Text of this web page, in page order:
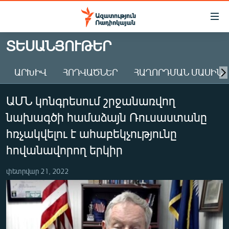
Մատչելիության
Անցնել
հիմնական
Անցնել
հիմնական
մենյուին
Որոնում
ԱԶԱՏՈՒԹՅՈՒՆ TV
ՀԱՅԱՍՏԱՆ
ԸՆՏՐՈՒԹՅՈՒՆՆԵՐ 2026
ԻՐԱՎՈՒՆՔ
ՀԱՍԱՐԱԿՈՒԹՅՈՒՆ
ՂԱՐԱԲԱՂ
ՊԱՏԵՐԱԶՄԻ 6 ՇԱԲԱԹՆԵՐԸ
ՏԱՐԱԾԱՇՐՋԱՆ
ՏԵՍԱՆՅՈՒԹԵՐ
ԱՐԽԻՎ ՀՈԴՎԱԾՆԵՐ ՀԱՂՈՐԴՄԱՆ ՄԱՍԻՆ
ԱՄՆ կոնգրեսում շրջանառվող
նախագծի համաձայն Ռուսաստանը
հռչակվելու է ահաբեկչությունը
հովանավորող երկիր
փետրվար 21, 2022